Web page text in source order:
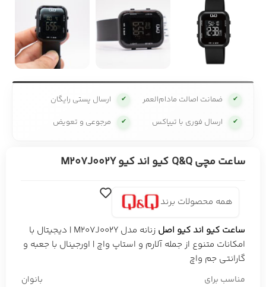
✔ ضمانت اصالت مادام‌العمر ✔ ارسال پستی رایگان
✔ ارسال فوری با تیپاکس ✔ مرجوعی و تعویض
ساعت مچی Q&Q کیو اند کیو M207J002Y
همه محصولات برند
ساعت کیو اند کیو اصل
زنانه مدل M207J002Y | دیجیتال با
امکانات متنوع از جمله آلارم و استاپ واچ | اورجینال با جعبه و
گارانتی جم واچ
مناسب برای بانوان